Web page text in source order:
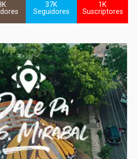
37K
Seguidores
1K
Suscriptores